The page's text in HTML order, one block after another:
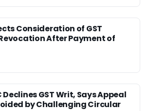
Consideration of GST
After Payment of
GST Writ, Says Appeal
by Challenging Circular